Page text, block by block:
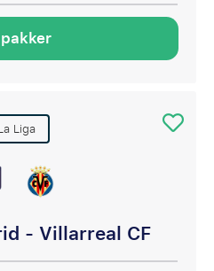
Liga
- Villarreal CF